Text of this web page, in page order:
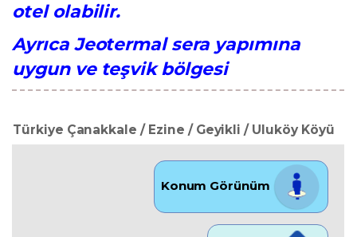
otel olabilir.
​Ayrıca Jeotermal sera yapımına
uygun ve teşvik bölgesi
Türkiye Çanakkale / Ezine / Geyikli / Uluköy Köyü
Konum Görünüm